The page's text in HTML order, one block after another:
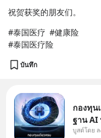
祝贺获奖的朋友们。
#泰国医疗  #健康险
#泰国医疗险
บันทึก
กองทุน
ฐาน AI
ลงทุนแ
บูสต์โดย